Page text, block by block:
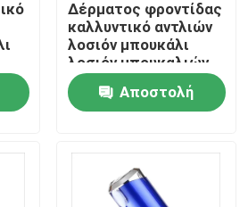
Δέρματος φροντίδας
καλλυντικό αντλιών
λοσιόν μπουκάλι
λοσιόν μπουκαλιών
φιλικό προς το
περιβάλλον κενό για
την καλλυντική
Αποστολή